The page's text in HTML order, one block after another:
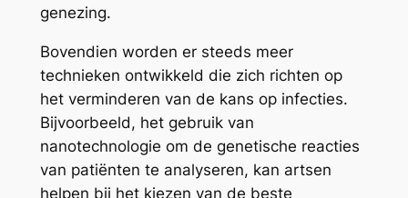
genezing.
Bovendien worden er steeds meer
technieken ontwikkeld die zich richten op
het verminderen van de kans op infecties.
Bijvoorbeeld, het gebruik van
nanotechnologie om de genetische reacties
van patiënten te analyseren, kan artsen
helpen bij het kiezen van de beste